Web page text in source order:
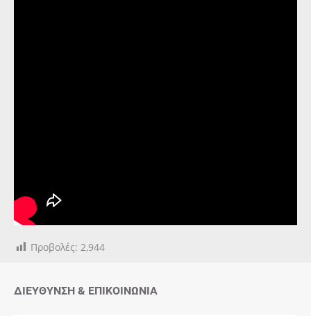
Προβολές: 2,944
ΔΙΕΎΘΥΝΣΗ & ΕΠΙΚΟΙΝΩΝΊΑ